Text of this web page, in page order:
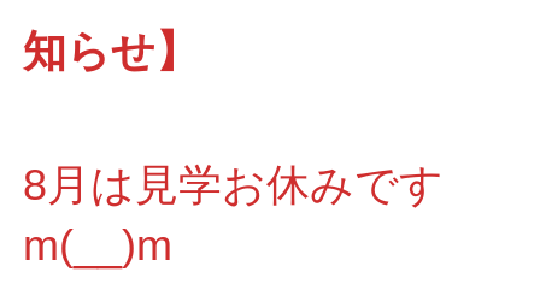
知らせ】
8月は見学お休みです
m(__)m